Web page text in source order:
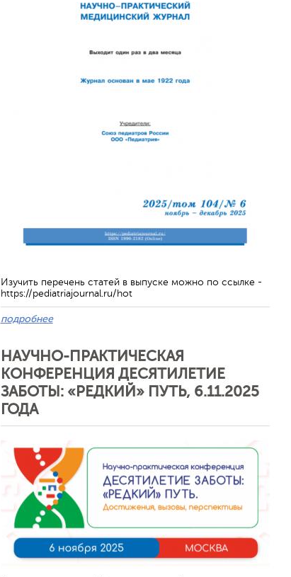
Изучить перечень статей в выпуске можно по ссылке -
https://pediatriajournal.ru/hot
подробнее
НАУЧНО-ПРАКТИЧЕСКАЯ
КОНФЕРЕНЦИЯ ДЕСЯТИЛЕТИЕ
ЗАБОТЫ: «РЕДКИЙ» ПУТЬ, 6.11.2025
ГОДА
Отменить